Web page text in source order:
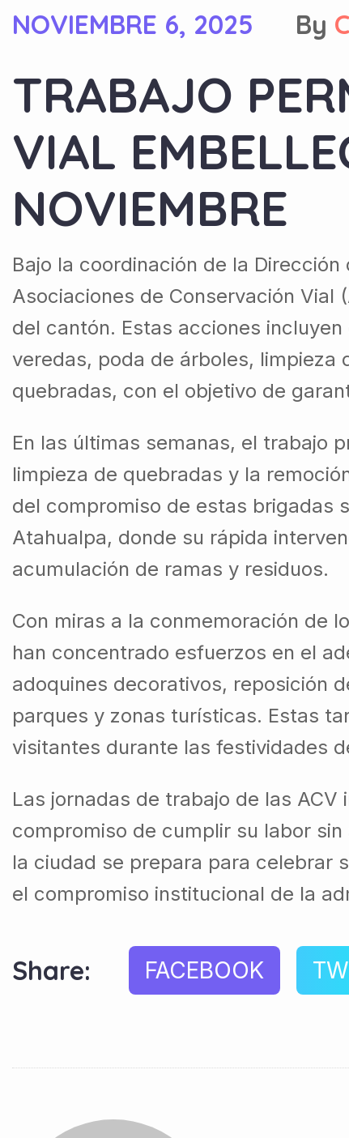
NOVIEMBRE 6, 2025 By
TRABAJO
VIAL
NOVIEMBRE
Bajo la coordinación de la
Asociaciones de Conservación
del cantón. Estas acciones
veredas, poda de árboles, limpieza
quebradas, con el objetivo de
En las últimas semanas, el trabajo
limpieza de quebradas y la
del compromiso de estas brigadas
Atahualpa, donde su rápida
acumulación de ramas y residuos.
Con miras a la conmemoración de
han concentrado esfuerzos en el
adoquines decorativos, reposición
parques y zonas turísticas. Estas
visitantes durante las festividades
Las jornadas de trabajo de las
compromiso de cumplir su labor
la ciudad se prepara para celebrar
el compromiso institucional de la
Share: FACEBOOK